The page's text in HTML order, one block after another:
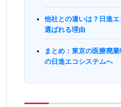
他社との違いは？日進
選ばれる理由
まとめ：東京の医療廃
の日進エコシステムへ